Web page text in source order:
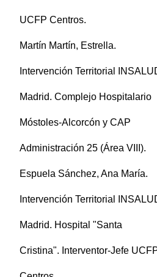
UCFP Centros.
Martín Martín, Estrella.
Intervención Territorial
Madrid. Complejo Hospitalario
Móstoles-Alcorcón y CAP
Administración 25 (Área VIII).
Espuela Sánchez, Ana María.
Intervención Territorial
Madrid. Hospital "Santa
Cristina". Interventor-Jefe